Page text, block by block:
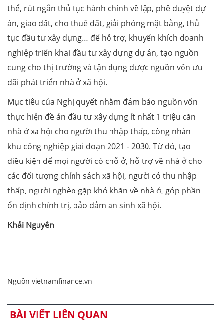
thể, rút ngắn thủ tục hành chính về lập, phê duyệt dự
án, giao đất, cho thuê đất, giải phóng mặt bằng, thủ
tục đầu tư xây dựng… để hỗ trợ, khuyến khích doanh
nghiệp triển khai đầu tư xây dựng dự án, tạo nguồn
cung cho thị trường và tận dụng được nguồn vốn ưu
đãi phát triển nhà ở xã hội.
Mục tiêu của Nghị quyết nhằm đảm bảo nguồn vốn
thực hiện đề án đầu tư xây dựng ít nhất 1 triệu căn
nhà ở xã hội cho người thu nhập thấp, công nhân
khu công nghiệp giai đoạn 2021 - 2030. Từ đó, tạo
điều kiện để mọi người có chỗ ở, hỗ trợ về nhà ở cho
các đối tượng chính sách xã hội, người có thu nhập
thấp, người nghèo gặp khó khăn về nhà ở, góp phần
ổn định chính trị, bảo đảm an sinh xã hội.
Khải Nguyên
Nguồn vietnamfinance.vn
BÀI VIẾT LIÊN QUAN